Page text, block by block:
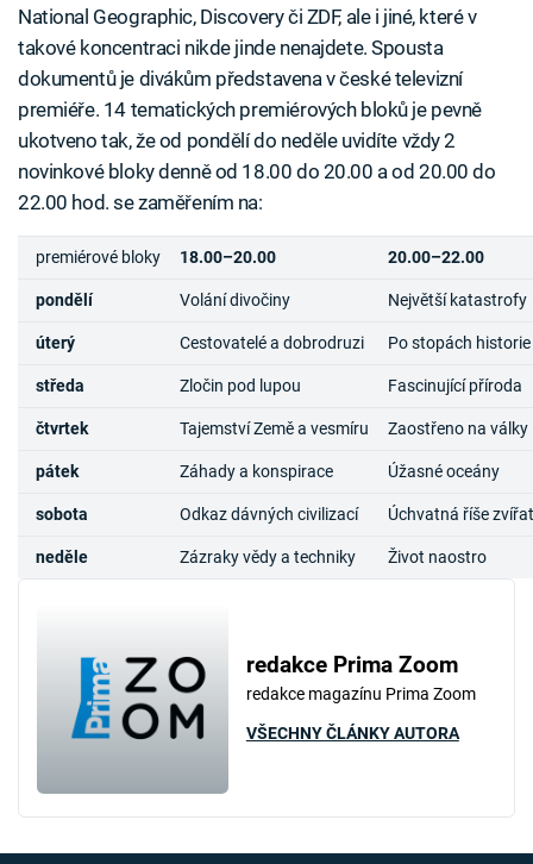
National Geographic, Discovery či ZDF, ale i jiné, které v
takové koncentraci nikde jinde nenajdete. Spousta
dokumentů je divákům představena v české televizní
premiéře. 14 tematických premiérových bloků je pevně
ukotveno tak, že od pondělí do neděle uvidíte vždy 2
novinkové bloky denně od 18.00 do 20.00 a od 20.00 do
22.00 hod. se zaměřením na:
premiérové bloky 18.00–20.00 20.00–22.00
pondělí Volání divočiny Největší katastrofy
úterý Cestovatelé a dobrodruzi Po stopách historie
středa Zločin pod lupou Fascinující příroda
čtvrtek Tajemství Země a vesmíru Zaostřeno na války
pátek Záhady a konspirace Úžasné oceány
sobota Odkaz dávných civilizací Úchvatná říše zvířat
neděle Zázraky vědy a techniky Život naostro
redakce Prima Zoom
redakce magazínu Prima Zoom
VŠECHNY ČLÁNKY AUTORA